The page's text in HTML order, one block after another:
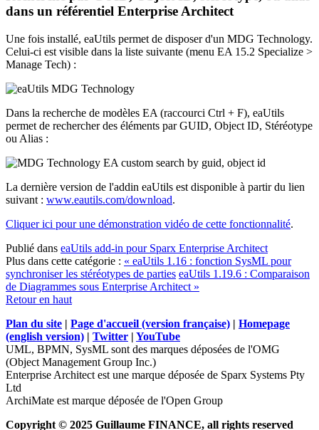
dans un référentiel Enterprise Architect
Une fois installé, eaUtils permet de disposer d'un MDG Technology.
Celui-ci est visible dans la liste suivante (menu EA 15.2 Specialize >
Manage Tech) :
Dans la recherche de modèles EA (raccourci Ctrl + F), eaUtils
permet de rechercher des éléments par GUID, Object ID, Stéréotype
ou Alias :
La dernière version de l'addin eaUtils est disponible à partir du lien
suivant : www.eautils.com/download.
Cliquer ici pour une démonstration vidéo de cette fonctionnalité.
Publié dans eaUtils add-in pour Sparx Enterprise Architect
Plus dans cette catégorie : « eaUtils 1.16 : fonction SysML pour
synchroniser les stéréotypes de parties eaUtils 1.19.6 : Comparaison
de Diagrammes sous Enterprise Architect »
Retour en haut
Plan du site | Page d'accueil (version française) | Homepage
(english version) | Twitter | YouTube
UML, BPMN, SysML sont des marques déposées de l'OMG
(Object Management Group Inc.)
Enterprise Architect est une marque déposée de Sparx Systems Pty
Ltd
ArchiMate est marque déposée de l'Open Group
Copyright © 2025 Guillaume FINANCE, all rights reserved